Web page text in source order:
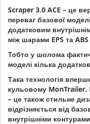
Scraper 3.0 ACE – це
переваг базової
додатковим
між шарами EPS та
Тобто у шолома
моделі кілька
Така технологія
кульовому MonTrailer.
– це також стильне
відрізняється від
внутрішніми